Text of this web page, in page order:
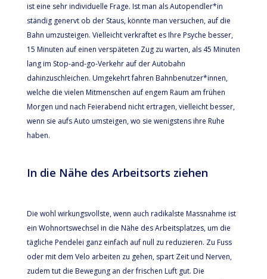
ist eine sehr individuelle Frage. Ist man als Autopendler*in
ständig genervt ob der Staus, könnte man versuchen, auf die
Bahn umzusteigen. Vielleicht verkraftet es Ihre Psyche besser,
15 Minuten auf einen verspäteten Zug zu warten, als 45 Minuten
lang im Stop-and-go-Verkehr auf der Autobahn
dahinzuschleichen. Umgekehrt fahren Bahnbenutzer*innen,
welche die vielen Mitmenschen auf engem Raum am frühen
Morgen und nach Feierabend nicht ertragen, vielleicht besser,
wenn sie aufs Auto umsteigen, wo sie wenigstens ihre Ruhe
haben.
In die Nähe des Arbeitsorts ziehen
Die wohl wirkungsvollste, wenn auch radikalste Massnahme ist
ein Wohnortswechsel in die Nähe des Arbeitsplatzes, um die
tägliche Pendelei ganz einfach auf null zu reduzieren. Zu Fuss
oder mit dem Velo arbeiten zu gehen, spart Zeit und Nerven,
zudem tut die Bewegung an der frischen Luft gut. Die